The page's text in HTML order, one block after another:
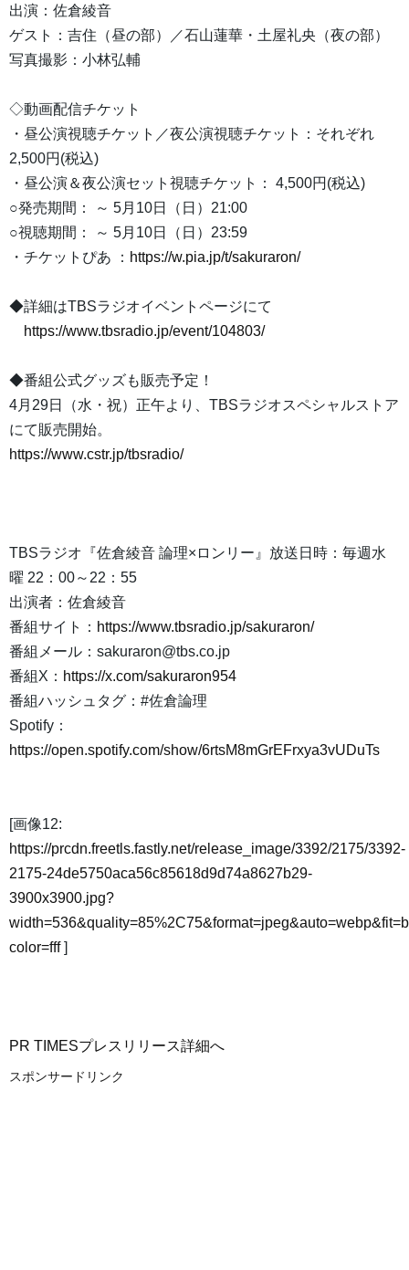
出演：佐倉綾音
ゲスト：吉住（昼の部）／石山蓮華・土屋礼央（夜の部）
写真撮影：小林弘輔
◇動画配信チケット
・昼公演視聴チケット／夜公演視聴チケット：それぞれ
2,500円(税込)
・昼公演＆夜公演セット視聴チケット： 4,500円(税込)
○発売期間： ～ 5月10日（日）21:00
○視聴期間： ～ 5月10日（日）23:59
・チケットぴあ ： https://w.pia.jp/t/sakuraron/
◆詳細はTBSラジオイベントページにて
https://www.tbsradio.jp/event/104803/
◆番組公式グッズも販売予定！
4月29日（水・祝）正午より、TBSラジオスペシャルストア
にて販売開始。
https://www.cstr.jp/tbsradio/
TBSラジオ『佐倉綾音 論理×ロンリー』放送日時：毎週水
曜 22：00～22：55
出演者：佐倉綾音
番組サイト： https://www.tbsradio.jp/sakuraron/
番組メール：sakuraron@tbs.co.jp
番組X： https://x.com/sakuraron954
番組ハッシュタグ：#佐倉論理
Spotify：
https://open.spotify.com/show/6rtsM8mGrEFrxya3vUDuTs
[画像12:
https://prcdn.freetls.fastly.net/release_image/3392/2175/3392-
2175-24de5750aca56c85618d9d74a8627b29-
3900x3900.jpg?
color=fff]
PR TIMESプレスリリース詳細へ
スポンサードリンク